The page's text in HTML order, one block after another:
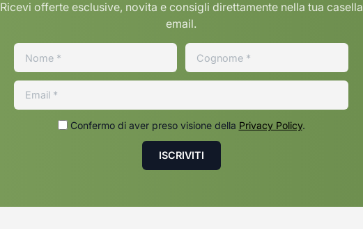
Ricevi offerte esclusive, novita e consigli direttamente nella tua casella
email.
Confermo di aver preso visione della Privacy Policy.